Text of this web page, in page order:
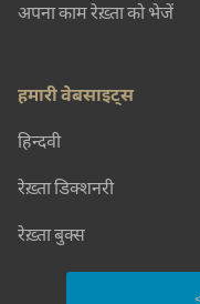
अपना काम रेख़्ता को भेजें
हमारी वेबसाइट्स
हिन्दवी
रेख़्ता डिक्शनरी
रेख़्ता बुक्स